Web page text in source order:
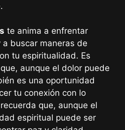
te anima a enfrentar
buscar maneras de
tu espiritualidad. Es
aunque el dolor puede
es una oportunidad
tu conexión con lo
que, aunque el
espiritual puede ser